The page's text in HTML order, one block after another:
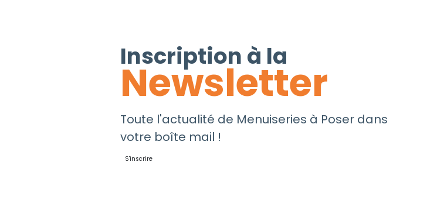
Inscription à la
Newsletter
Toute l'actualité de Menuiseries à Poser dans
votre boîte mail !
S'inscrire